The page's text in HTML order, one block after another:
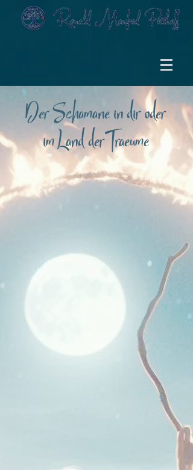
Der Schamane in dir oder
im Land der Traeume